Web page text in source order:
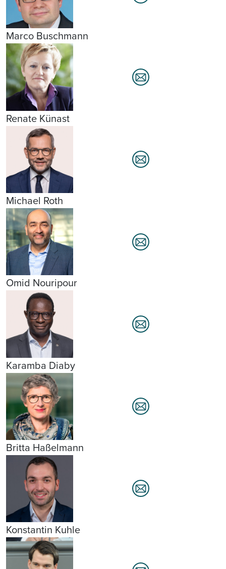
Marco Buschmann
Renate Künast
Michael Roth
Omid Nouripour
Karamba Diaby
Britta Haßelmann
Konstantin Kuhle